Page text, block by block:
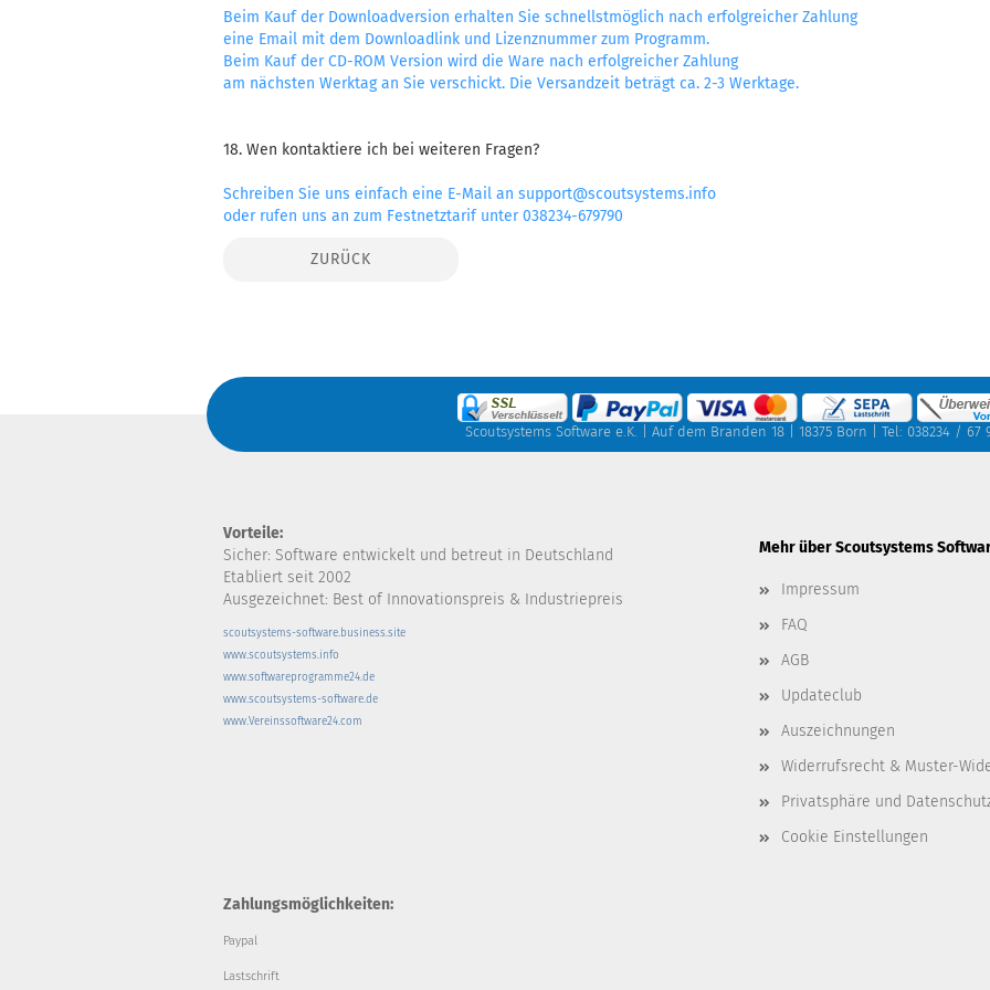
Beim Kauf der Downloadversion erhalten Sie schnellstmöglich nach erfolgreicher Zahlung
eine Email mit dem Downloadlink und Lizenznummer zum Programm.
Beim Kauf der CD-ROM Version wird die Ware nach erfolgreicher Zahlung
am nächsten Werktag an Sie verschickt. Die Versandzeit beträgt ca. 2-3 Werktage.
18. Wen kontaktiere ich bei weiteren Fragen?
Schreiben Sie uns einfach eine E-Mail an support@scoutsystems.info
oder rufen uns an zum Festnetztarif unter 038234-679790
ZURÜCK
Scoutsystems Software e.K. | Auf dem Branden 18 | 18375 Born | Tel: 038234 / 67
Vorteile:
Sicher: Software entwickelt und betreut in Deutschland
Etabliert seit 2002
Ausgezeichnet: Best of Innovationspreis & Industriepreis
scoutsystems-software.business.site
www.scoutsystems.info
www.softwareprogramme24.de
www.scoutsystems-software.de
www.Vereinssoftware24.com
Mehr über Scoutsystems
Impressum
FAQ
AGB
Updateclub
Auszeichnungen
Widerrufsrecht & Muster-
Privatsphäre und
Cookie Einstellungen
Zahlungsmöglichkeiten:
Paypal
Lastschrift